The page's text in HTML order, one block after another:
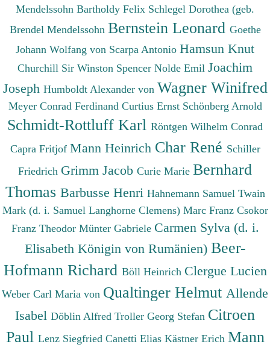
Mendelssohn Bartholdy Felix Schlegel Dorothea (geb.
Brendel Mendelssohn Bernstein Leonard Goethe
Johann Wolfang von Scarpa Antonio Hamsun Knut
Churchill Sir Winston Spencer Nolde Emil Joachim
Joseph Humboldt Alexander von Wagner Winifred
Meyer Conrad Ferdinand Curtius Ernst Schönberg Arnold
Schmidt-Rottluff Karl Röntgen Wilhelm Conrad
Capra Fritjof Mann Heinrich Char René Schiller
Friedrich Grimm Jacob Curie Marie Bernhard
Thomas Barbusse Henri Hahnemann Samuel Twain
Mark (d. i. Samuel Langhorne Clemens) Marc Franz Csokor
Franz Theodor Münter Gabriele Carmen Sylva (d. i.
Elisabeth Königin von Rumänien) Beer-
Hofmann Richard Böll Heinrich Clergue Lucien
Weber Carl Maria von Qualtinger Helmut Allende
Isabel Döblin Alfred Troller Georg Stefan Citroen
Paul Lenz Siegfried Canetti Elias Kästner Erich Mann